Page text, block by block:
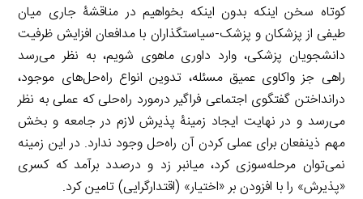
کوتاه سخن اینکه بدون اینکه بخواهیم در مناقشۀ جاری میان
طیفی از پزشکان و پزشک-سیاستگذاران با مدافعان افزایش ظرفیت
دانشجویان پزشکی، وارد داوری ماهوی شویم، به نظر می‌رسد
راهی جز واکاوی عمیق مسئله، تدوین انواع راه‌حل‌های موجود،
درانداختن گفتگوی اجتماعی فراگیر درمورد راه‌حلی که عملی به نظر
می‌رسد و در نهایت ایجاد زمینۀ پذیرش لازم در جامعه و بخش
مهم ذینفعان برای عملی کردن آن راه‌حل وجود ندارد. در این زمینه
نمی‌توان مرحله‌سوزی کرد، میانبر زد و درصدد برآمد که کسری
«پذیرش» را با افزودن بر «اختیار» (اقتدارگرایی) تامین کرد.